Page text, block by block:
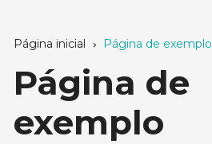
Página inicial Página de exemplo
Página de
exemplo